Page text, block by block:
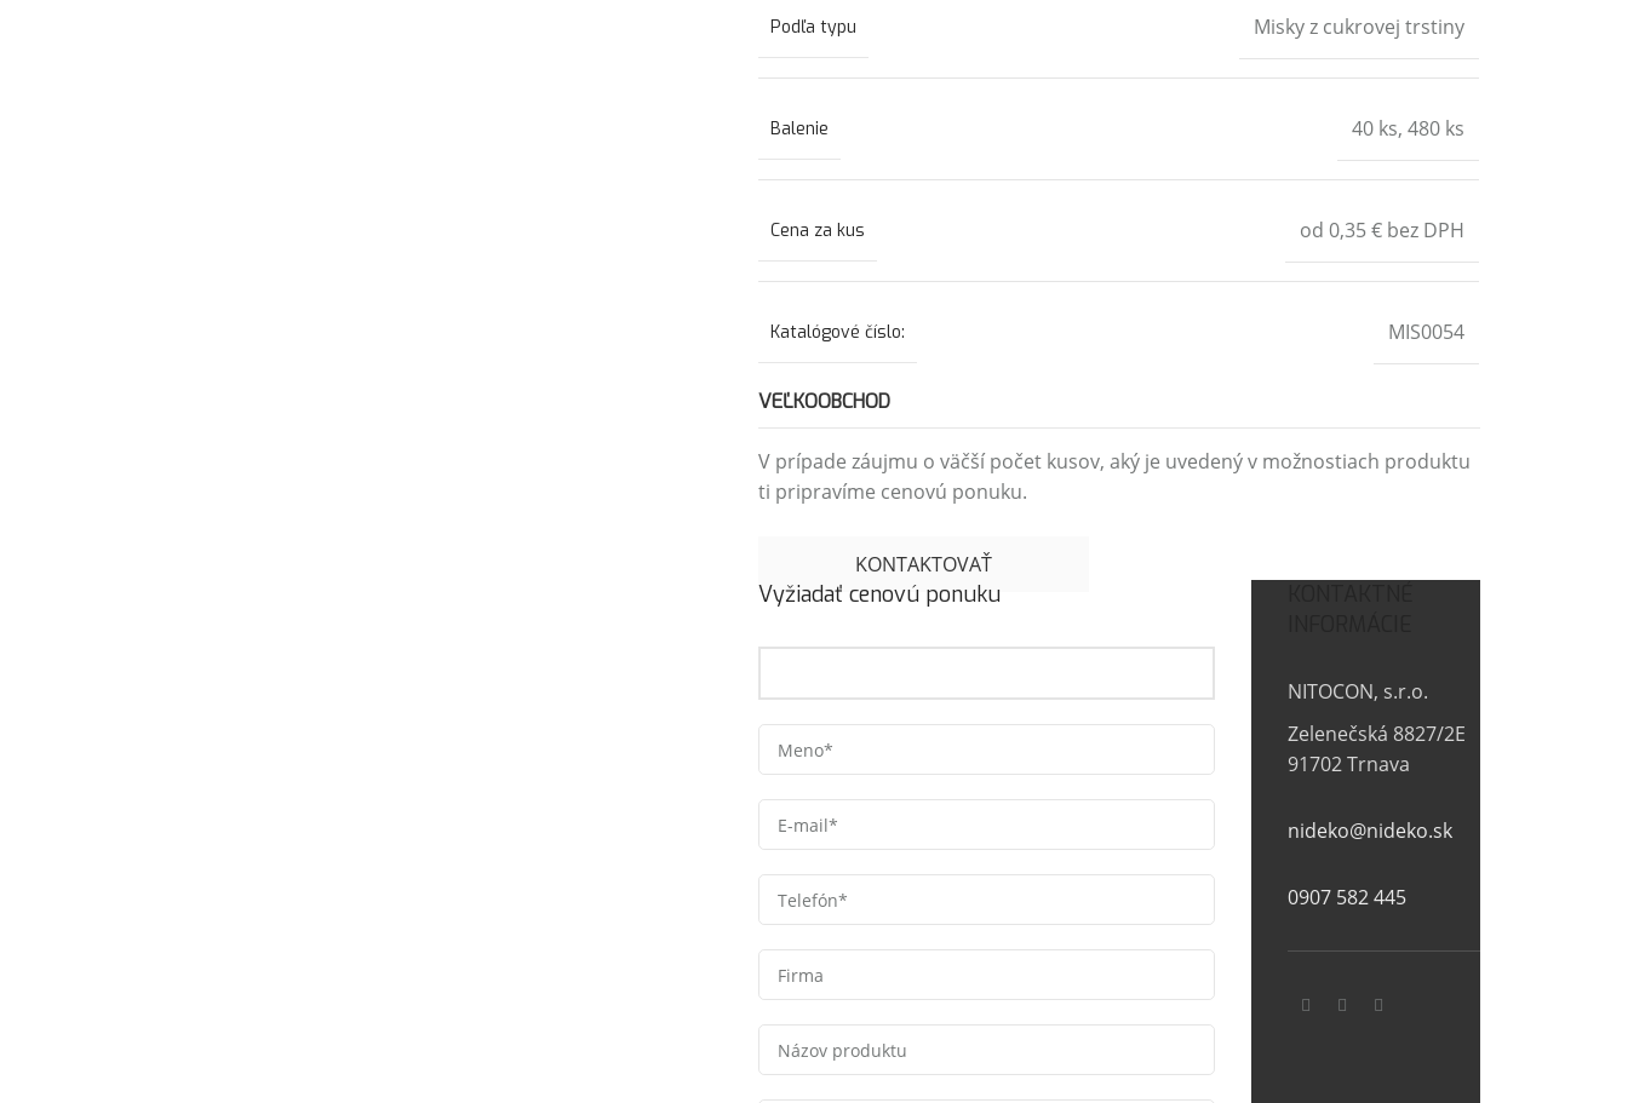
Podľa typu Misky z cukrovej trstiny
Balenie 40 ks, 480 ks
Cena za kus od 0,35 € bez DPH
Katalógové číslo: MIS0054
VEĽKOOBCHOD
V prípade záujmu o väčší počet kusov, aký je uvedený v možnostiach produktu
ti pripravíme cenovú ponuku.
KONTAKTOVAŤ
Vyžiadať cenovú ponuku
NITOCON, s.r.o.
Zelenečská 8827/2E
91702 Trnava
nideko@nideko.sk
0907 582 445